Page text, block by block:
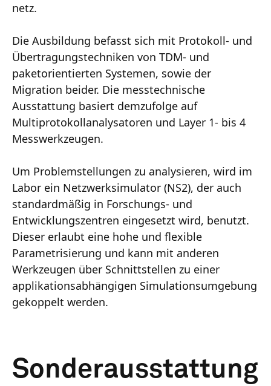
netz.
Die Ausbildung befasst sich mit Protokoll- und
Übertragungstechniken von TDM- und
paketorientierten Systemen, sowie der
Migration beider. Die messtechnische
Ausstattung basiert demzufolge auf
Multiprotokollanalysatoren und Layer 1- bis 4
Messwerkzeugen.
Um Problemstellungen zu analysieren, wird im
Labor ein Netzwerksimulator (NS2), der auch
standardmäßig in Forschungs- und
Entwicklungszentren eingesetzt wird, benutzt.
Dieser erlaubt eine hohe und flexible
Parametrisierung und kann mit anderen
Werkzeugen über Schnittstellen zu einer
applikationsabhängigen Simulationsumgebung
gekoppelt werden.
Sonderausstattung